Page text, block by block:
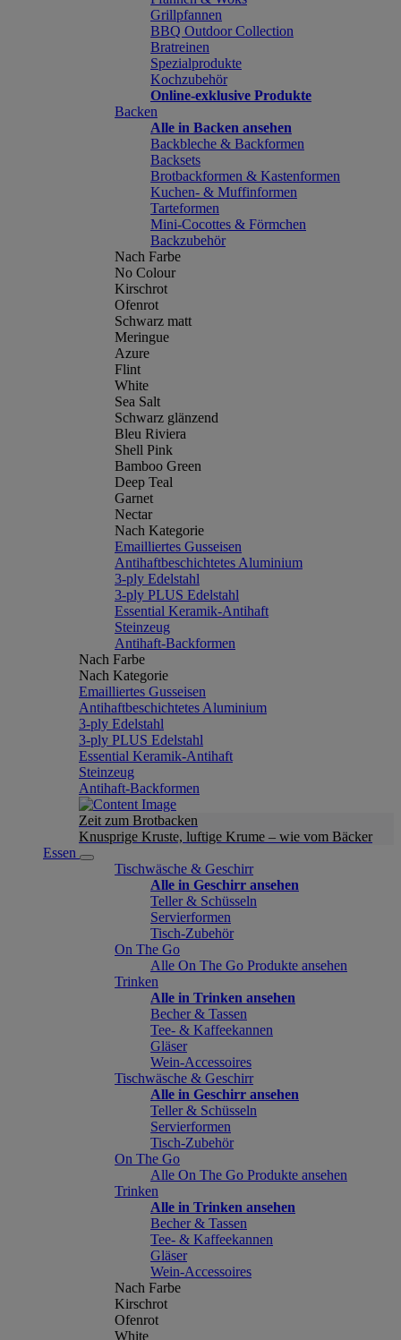
Grillpfannen
BBQ Outdoor Collection
Bratreinen
Spezialprodukte
Kochzubehör
Online-exklusive Produkte
Backen
Alle in Backen ansehen
Backbleche & Backformen
Backsets
Brotbackformen & Kastenformen
Kuchen- & Muffinformen
Tarteformen
Mini-Cocottes & Förmchen
Backzubehör
Nach Farbe
No Colour
Kirschrot
Ofenrot
Schwarz matt
Meringue
Azure
Flint
White
Sea Salt
Schwarz glänzend
Bleu Riviera
Shell Pink
Bamboo Green
Deep Teal
Garnet
Nectar
Nach Kategorie
Emailliertes Gusseisen
Antihaftbeschichtetes Aluminium
3-ply Edelstahl
3-ply PLUS Edelstahl
Essential Keramik-Antihaft
Steinzeug
Antihaft-Backformen
Nach Farbe
Nach Kategorie
Emailliertes Gusseisen
Antihaftbeschichtetes Aluminium
3-ply Edelstahl
3-ply PLUS Edelstahl
Essential Keramik-Antihaft
Steinzeug
Antihaft-Backformen
Zeit zum Brotbacken
Knusprige Kruste, luftige Krume – wie vom Bäcker
Essen
Tischwäsche & Geschirr
Alle in Geschirr ansehen
Teller & Schüsseln
Servierformen
Tisch-Zubehör
On The Go
Alle On The Go Produkte ansehen
Trinken
Alle in Trinken ansehen
Becher & Tassen
Tee- & Kaffeekannen
Gläser
Wein-Accessoires
Tischwäsche & Geschirr
Alle in Geschirr ansehen
Teller & Schüsseln
Servierformen
Tisch-Zubehör
On The Go
Alle On The Go Produkte ansehen
Trinken
Alle in Trinken ansehen
Becher & Tassen
Tee- & Kaffeekannen
Gläser
Wein-Accessoires
Nach Farbe
Kirschrot
Ofenrot
White